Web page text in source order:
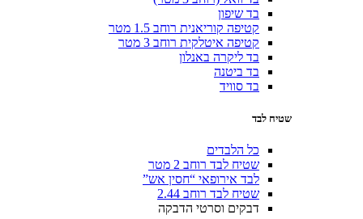
בד שיפון
קטיפה קוריאנית רוחב 1.5 מטר
קטיפה איטלקית רוחב 3 מטר
בד ליקרה באנלון
בד ביטנה
בד סוויד
שטיח לבד
כל הלבדים
שטיח לבד רוחב 2 מטר
לבד אירופאי “חסין אש”
שטיח לבד רוחב 2.44
דבקים וסרטי הדבקה